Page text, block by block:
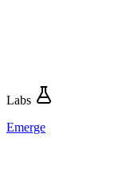
Labs
Emerge